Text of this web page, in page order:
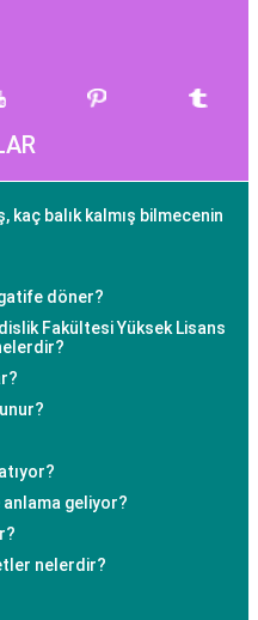
kaç balık kalmış bilmecenin
döner?
Fakültesi Yüksek Lisans
anlama geliyor?
nelerdir?